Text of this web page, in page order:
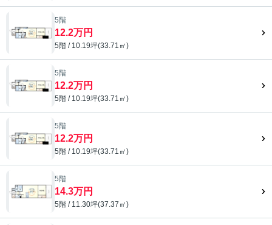
5階
12.2万円
5階 / 10.19坪(33.71㎡)
5階
12.2万円
5階 / 10.19坪(33.71㎡)
5階
12.2万円
5階 / 10.19坪(33.71㎡)
5階
14.3万円
5階 / 11.30坪(37.37㎡)